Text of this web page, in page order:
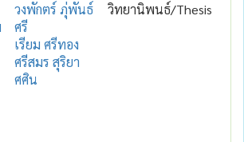
วงพักตร์ ภุ่พันธ์
ศรี
เรียม ศรีทอง
ศรีสมร สุริยา
ศศิน
วิทยานิพนธ์/Thesis